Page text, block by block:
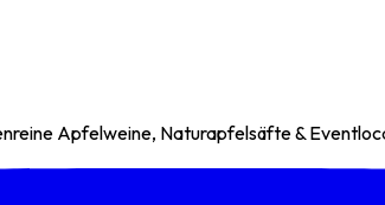
Apfelweine, Naturapfelsäfte &